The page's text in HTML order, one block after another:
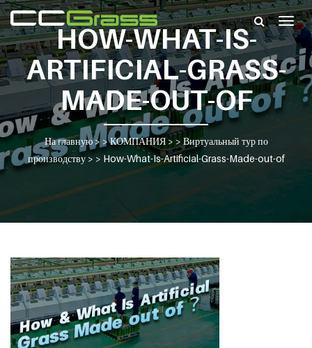
HOW-WHAT-IS-
ARTIFICIAL-GRASS-
MADE-OUT-OF
На главную> >КОМПАНИЯ> >Виртуальный тур по
производству> > How-What-Is-Artificial-Grass-Made-out-of